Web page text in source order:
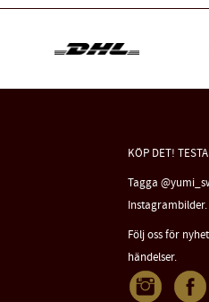
KÖP DET!
Tagga
Instagrambilder.
Följ oss för
händelser.